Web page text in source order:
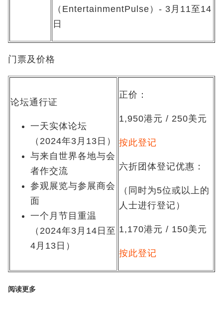
（EntertainmentPulse）- 3月11至14
日
门票及价格
论坛通行证
一天实体论坛
（2024年3月13日）
与来自世界各地与会
者作交流
参观展览与参展商会
面
一个月节目重温
（2024年3月14日至
4月13日）
正价：
1,950港元 / 250美元
按此登记
六折团体登记优惠：
（同时为5位或以上的
人士进行登记）
1,170港元 / 150美元
按此登记
阅读更多